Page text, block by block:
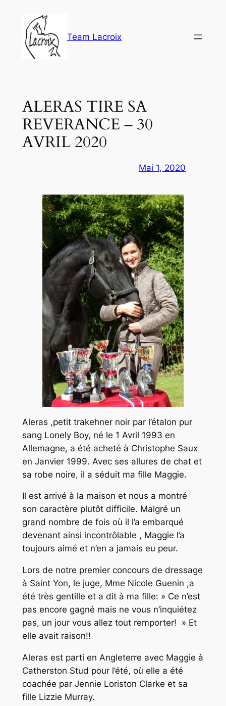
contenu
Team Lacroix
ALERAS TIRE SA
REVERANCE – 30
AVRIL 2020
Mai 1, 2020
Aleras ,petit trakehner noir par l’étalon pur
sang Lonely Boy, né le 1 Avril 1993 en
Allemagne, a été acheté à Christophe Saux
en Janvier 1999. Avec ses allures de chat et
sa robe noire, il a séduit ma fille Maggie.
Il est arrivé à la maison et nous a montré
son caractère plutôt difficile. Malgré un
grand nombre de fois où il l’a embarqué
devenant ainsi incontrôlable , Maggie l’a
toujours aimé et n’en a jamais eu peur.
Lors de notre premier concours de dressage
à Saint Yon, le juge, Mme Nicole Guenin ,a
été très gentille et a dit à ma fille: » Ce n’est
pas encore gagné mais ne vous n’inquiétez
pas, un jour vous allez tout remporter! » Et
elle avait raison!!
Aleras est parti en Angleterre avec Maggie à
Catherston Stud pour l’été, où elle a été
coachée par Jennie Loriston Clarke et sa
fille Lizzie Murray.